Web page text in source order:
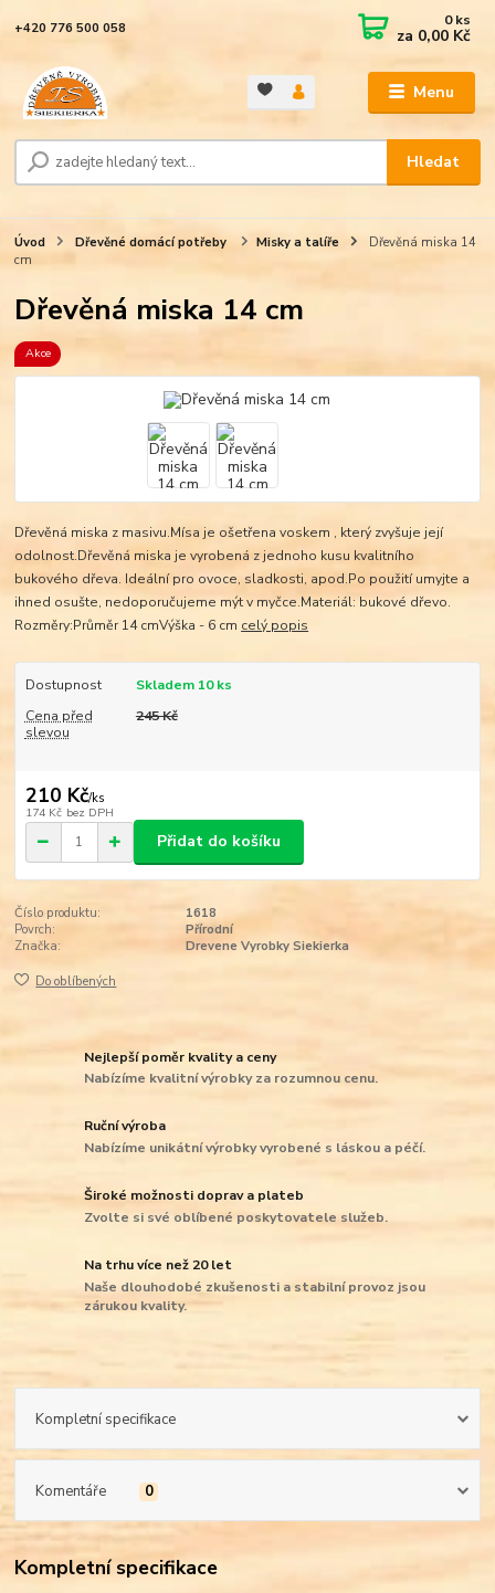
Menu
Hledat
+420 776 500 058 0ks
za 0,00 Kč
Úvod Dřevěné domácí potřeby Misky a talíře
Dřevěná miska 14
cm
Dřevěná miska 14 cm
Akce
Dřevěná miska z masivu.Mísa je ošetřena voskem , který zvyšuje její
odolnost.Dřevěná miska je vyrobená z jednoho kusu kvalitního
bukového dřeva. Ideální pro ovoce, sladkosti, apod.Po použití umyjte a
ihned osušte, nedoporučujeme mýt v myčce.Materiál: bukové dřevo.
Rozměry:Průměr 14 cmVýška - 6 cm celý popis
Dostupnost
Skladem 10 ks
Cena před
slevou
245 Kč
210 Kč/ks
174 Kč bez DPH
Přidat do košíku
Číslo produktu:
1618
Povrch:
Přírodní
Značka:
Drevene Vyrobky Siekierka
Do oblíbených
Nejlepší poměr kvality a ceny
Nabízíme kvalitní výrobky za rozumnou cenu.
Ruční výroba
Nabízíme unikátní výrobky vyrobené s láskou a péčí.
Široké možnosti doprav a plateb
Zvolte si své oblíbené poskytovatele služeb.
Na trhu více než 20 let
Naše dlouhodobé zkušenosti a stabilní provoz jsou
zárukou kvality.
Kompletní specifikace
Komentáře 0
Kompletní specifikace